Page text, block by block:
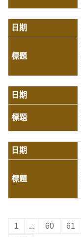
1 ... 60 61